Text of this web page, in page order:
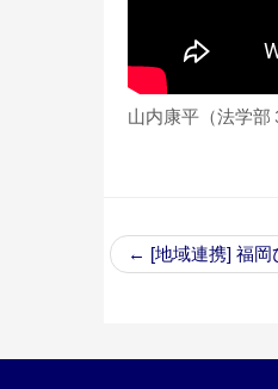
山内康平（法学部
← [地域連携] 福